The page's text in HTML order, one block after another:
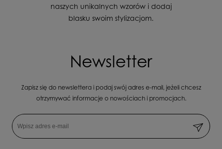
naszych unikalnych wzorów i dodaj
blasku swoim stylizacjom.
Newsletter
Zapisz się do newslettera i podaj swój adres e-mail, jeżeli chcesz
otrzymywać informacje o nowościach i promocjach.